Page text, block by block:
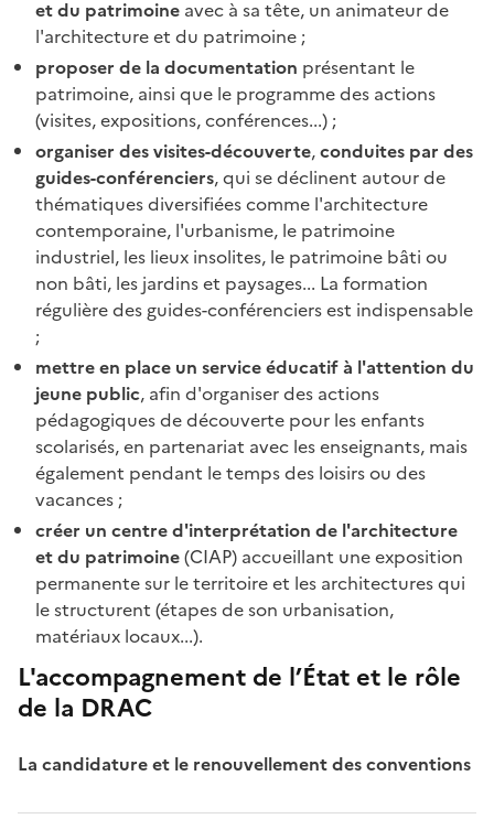
et du patrimoine avec à sa tête, un animateur de
l'architecture et du patrimoine ;
proposer de la documentation présentant le
patrimoine, ainsi que le programme des actions
(visites, expositions, conférences...) ;
organiser des visites-découverte,conduites par des
guides-conférenciers, qui se déclinent autour de
thématiques diversifiées comme l'architecture
contemporaine, l'urbanisme, le patrimoine
industriel, les lieux insolites, le patrimoine bâti ou
non bâti, les jardins et paysages... La formation
régulière des guides-conférenciers est indispensable
;
mettre en place un service éducatif à l'attention du
jeune public, afin d'organiser des actions
pédagogiques de découverte pour les enfants
scolarisés, en partenariat avec les enseignants, mais
également pendant le temps des loisirs ou des
vacances ;
créer un centre d'interprétation de l'architecture
et du patrimoine(CIAP) accueillant une exposition
permanente sur le territoire et les architectures qui
le structurent (étapes de son urbanisation,
matériaux locaux...).
L'accompagnement de l’État et le rôle
de la DRAC
La candidature et le renouvellement des conventions